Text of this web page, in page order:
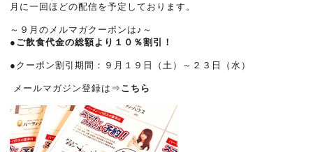
月に一回ほどの配信を予定しております。
～９月のメルマガクーポンは♪～
● ご飲食代金の総額より１０％割引！
●クーポン割引期間：９月１９日（土）～２３日（水）
メールマガジン登録は⇒ こちら